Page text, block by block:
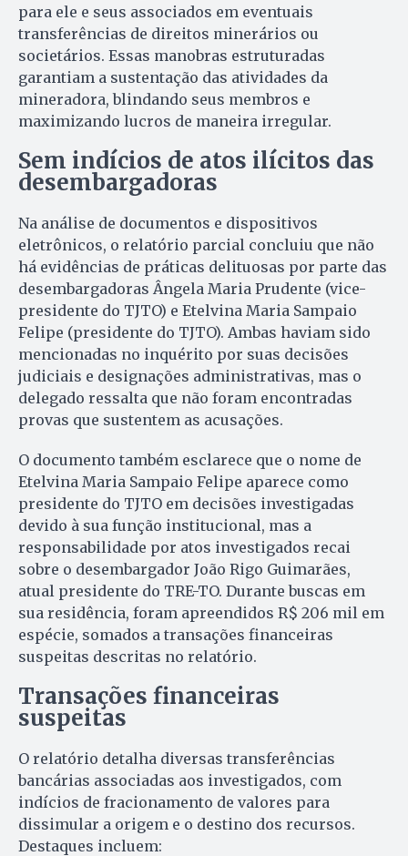
para ele e seus associados em eventuais
transferências de direitos minerários ou
societários. Essas manobras estruturadas
garantiam a sustentação das atividades da
mineradora, blindando seus membros e
maximizando lucros de maneira irregular.
Sem indícios de atos ilícitos das
desembargadoras
Na análise de documentos e dispositivos
eletrônicos, o relatório parcial concluiu que não
há evidências de práticas delituosas por parte das
desembargadoras Ângela Maria Prudente (vice-
presidente do TJTO) e Etelvina Maria Sampaio
Felipe (presidente do TJTO). Ambas haviam sido
mencionadas no inquérito por suas decisões
judiciais e designações administrativas, mas o
delegado ressalta que não foram encontradas
provas que sustentem as acusações.
O documento também esclarece que o nome de
Etelvina Maria Sampaio Felipe aparece como
presidente do TJTO em decisões investigadas
devido à sua função institucional, mas a
responsabilidade por atos investigados recai
sobre o desembargador João Rigo Guimarães,
atual presidente do TRE-TO. Durante buscas em
sua residência, foram apreendidos R$ 206 mil em
espécie, somados a transações financeiras
suspeitas descritas no relatório.
Transações financeiras
suspeitas
O relatório detalha diversas transferências
bancárias associadas aos investigados, com
indícios de fracionamento de valores para
dissimular a origem e o destino dos recursos.
Destaques incluem: